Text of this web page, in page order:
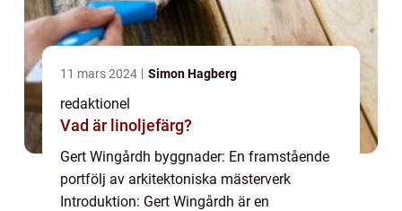
11 mars 2024 Simon Hagberg
redaktionel
Vad är linoljefärg?
Gert Wingårdh byggnader: En framstående
portfölj av arkitektoniska mästerverk
Introduktion: Gert Wingårdh är en